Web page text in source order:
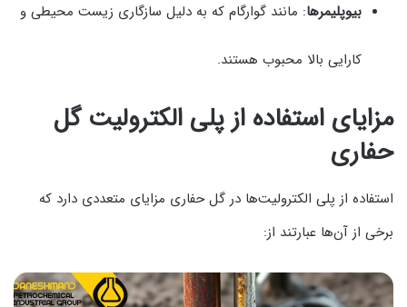
بیوپلیمرها: مانند گوارگام که به دلیل سازگاری زیست محیطی و
کارایی بالا محبوب هستند.
مزایای استفاده از پلی الکترولیت گل
حفاری
استفاده از پلی الکترولیت‌ها در گل حفاری مزایای متعددی دارد که
برخی از آن‌ها عبارتند از: